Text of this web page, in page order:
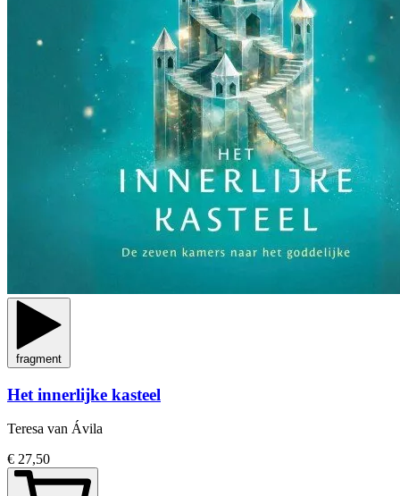
fragment
Het innerlijke kasteel
Teresa van Ávila
€ 27,50